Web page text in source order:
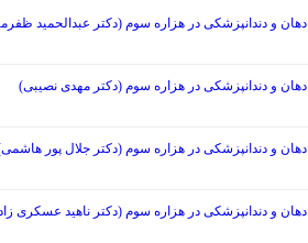
و دندانپزشکی در هزاره سوم (دکتر عبدالحمید
و دندانپزشکی در هزاره سوم (دکتر مهدی نصیبی)
و دندانپزشکی در هزاره سوم (دکتر جلال پور
و دندانپزشکی در هزاره سوم (دکتر ناهید عسکری